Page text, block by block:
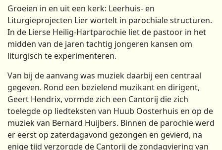
Groeien in en uit een kerk: Leerhuis- en
Liturgieprojecten Lier wortelt in parochiale structuren.
In de Lierse Heilig-Hartparochie liet de pastoor in het
midden van de jaren tachtig jongeren kansen om
liturgisch te experimenteren.
Van bij de aanvang was muziek daarbij een centraal
gegeven. Rond een bezielend muzikant en dirigent,
Geert Hendrix, vormde zich een Cantorij die zich
toelegde op liedteksten van Huub Oosterhuis en op de
muziek van Bernard Huijbers. Binnen de parochie werd
er eerst op zaterdagavond gezongen en gevierd, na
enige tijd verzorgde de Cantorij de zondagviering van